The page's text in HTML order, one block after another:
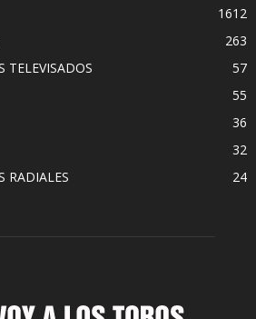
1612
263
TELEVISADOS
57
55
36
32
RADIALES
24